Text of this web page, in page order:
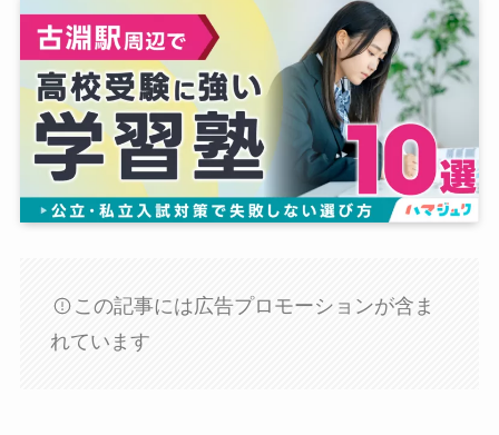
この記事には広告プロモーションが含ま
れています